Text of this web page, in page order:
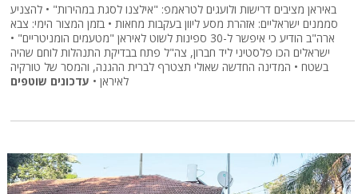
באיראן מציבים דרישות ולועגים לטראמפ: "אילצנו לסגת במהירות" • להצניע
סממנים ישראליים: אזהרת מסע ליוון בעקבות מחאות • בזמן המצור הימי: צבא
ארה"ב הודיע כי איפשר ל-30 ספינות לשוט לאיראן "מטעמים הומניטריים" •
ישראלים הכו פלסטיני ליד חברון, צה"ל פתח בבדיקת התנהלות לוחם שהיה
בשטח • המדינה החדשה שאולי תצטרף לברית ההגנה, והמסר של טורקיה
לאיראן • עדכונים שוטפים